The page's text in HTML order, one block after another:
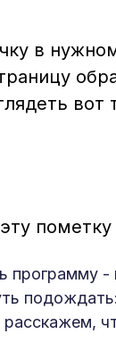
в
вот
программу -